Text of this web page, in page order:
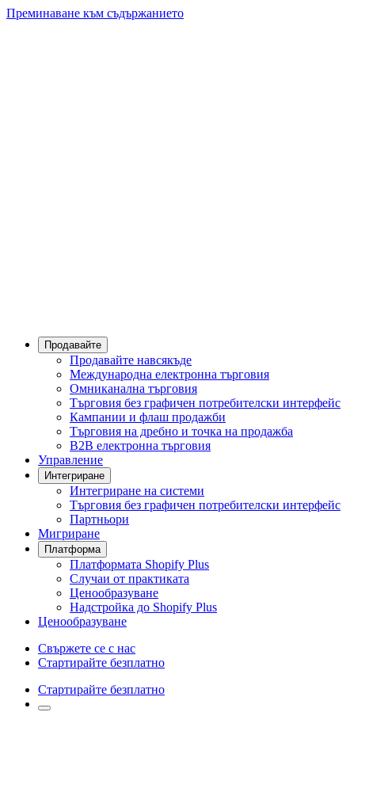
Преминаване към съдържанието
Продавайте
Продавайте навсякъде
Международна електронна търговия
Омниканална търговия
Търговия без графичен потребителски интерфейс
Кампании и флаш продажби
Търговия на дребно и точка на продажба
B2B електронна търговия
Управление
Интегриране
Интегриране на системи
Търговия без графичен потребителски интерфейс
Партньори
Мигриране
Платформа
Платформата Shopify Plus
Случаи от практиката
Ценообразуване
Надстройка до Shopify Plus
Ценообразуване
Свържете се с нас
Стартирайте безплатно
Стартирайте безплатно